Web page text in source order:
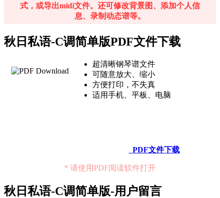
式，或导出midi文件。还可修改背景图、添加个人信
息、录制动态谱等。
秋日私语-C调简单版PDF文件下载
超清晰钢琴谱文件
可随意放大、缩小
方便打印，不失真
适用手机、平板、电脑
PDF文件下载
* 请使用PDF阅读软件打开
秋日私语-C调简单版-用户留言